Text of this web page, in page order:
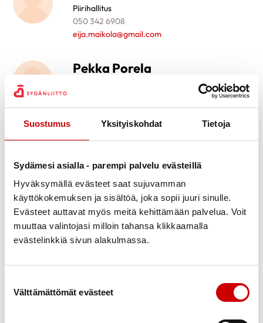
Suostumus Yksityiskohdat Tietoja
Sydämesi asialla - parempi palvelu evästeillä
Hyväksymällä evästeet saat sujuvamman
käyttökokemuksen ja sisältöä, joka sopii juuri sinulle.
Evästeet auttavat myös meitä kehittämään palvelua. Voit
muuttaa valintojasi milloin tahansa klikkaamalla
evästelinkkiä sivun alakulmassa.
Välttämättömät evästeet
Piirihallitus
050 342 6908
eija.maikola@gmail.com
Pekka Porela
Sirkka Raikkonen
0447793434
Satu Rämö
Piirihallitus
0503369022
Ulla Sagulin